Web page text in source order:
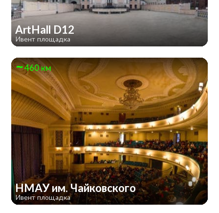
ArtHall D12
Ивент площадка
460 км
НМАУ им. Чайковского
Ивент площадка